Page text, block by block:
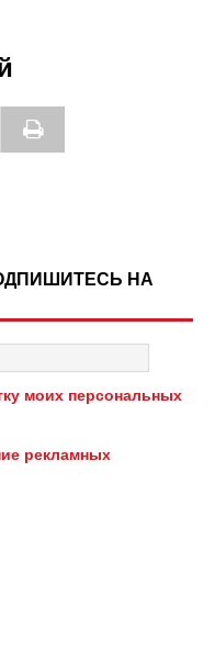
НА
моих персональных
рекламных